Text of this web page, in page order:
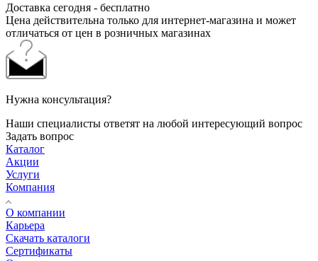
Доставка сегодня - бесплатно
Цена действительна только для интернет-магазина и может
отличаться от цен в розничных магазинах
Нужна консультация?
Наши специалисты ответят на любой интересующий вопрос
Задать вопрос
Каталог
Акции
Услуги
Компания
О компании
Карьера
Cкачать каталоги
Сертификаты